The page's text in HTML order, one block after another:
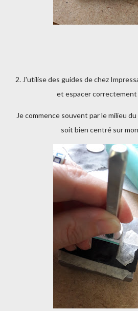
2. J'utilise des guides de chez
et espacer
Je commence souvent par le milieu
soit bien centré sur